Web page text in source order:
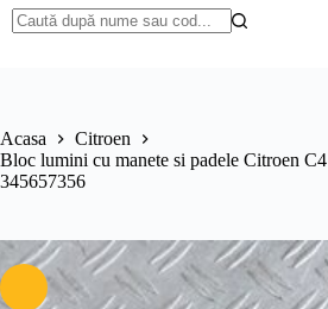
Acasa
Citroen
Bloc lumini cu manete si padele Citroen
345657356